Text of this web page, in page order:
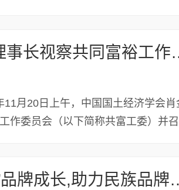
中国国土经济
月20日上午，中国国土经济学会肖
作委员会（以下简称共富工委）并
推动智能灌装设备“